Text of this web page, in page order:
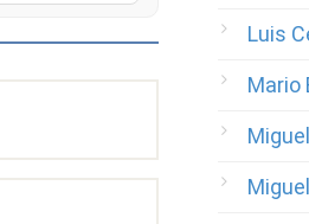
Luis
Mario